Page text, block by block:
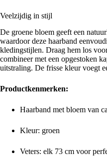
Veelzijdig in stijl
De groene bloem geeft een
waardoor deze haarband
kledingstijlen. Draag hem los
combineer met een opgestoken
uitstraling. De frisse kleur voegt
Productkenmerken:
Haarband met bloem van
Kleur: groen
Veters: elk 73 cm voor